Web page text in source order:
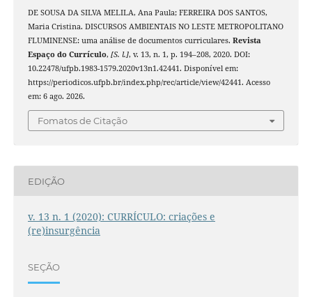
DE SOUSA DA SILVA MELILA, Ana Paula; FERREIRA DOS SANTOS,
Maria Cristina. DISCURSOS AMBIENTAIS NO LESTE METROPOLITANO
FLUMINENSE: uma análise de documentos curriculares. Revista
Espaço do Currículo, [S. l.], v. 13, n. 1, p. 194–208, 2020. DOI:
10.22478/ufpb.1983-1579.2020v13n1.42441. Disponível em:
https://periodicos.ufpb.br/index.php/rec/article/view/42441. Acesso
em: 6 ago. 2026.
Fomatos de Citação
EDIÇÃO
v. 13 n. 1 (2020): CURRÍCULO: criações e
(re)insurgência
SEÇÃO